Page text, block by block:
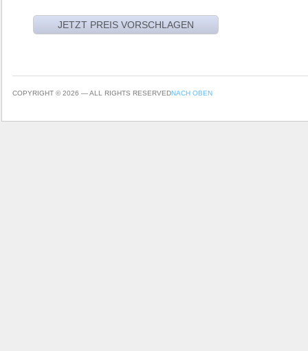
COPYRIGHT © 2026 — ALL RIGHTS RESERVEDNACH OBEN